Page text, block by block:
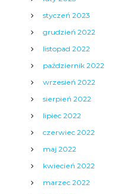
styczeń 2023
grudzień 2022
listopad 2022
październik 2022
wrzesień 2022
sierpień 2022
lipiec 2022
czerwiec 2022
maj 2022
kwiecień 2022
marzec 2022